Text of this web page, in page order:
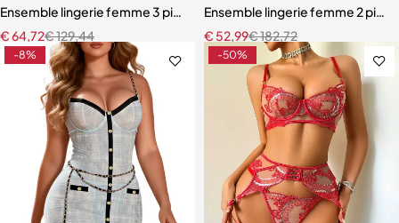
Ensemble lingerie femme 3 pièces – Texture alligator avec corset
€129,44
€64,72
Ensemble lingerie femme 2
€182,72
€ 52,99
-8% -50%